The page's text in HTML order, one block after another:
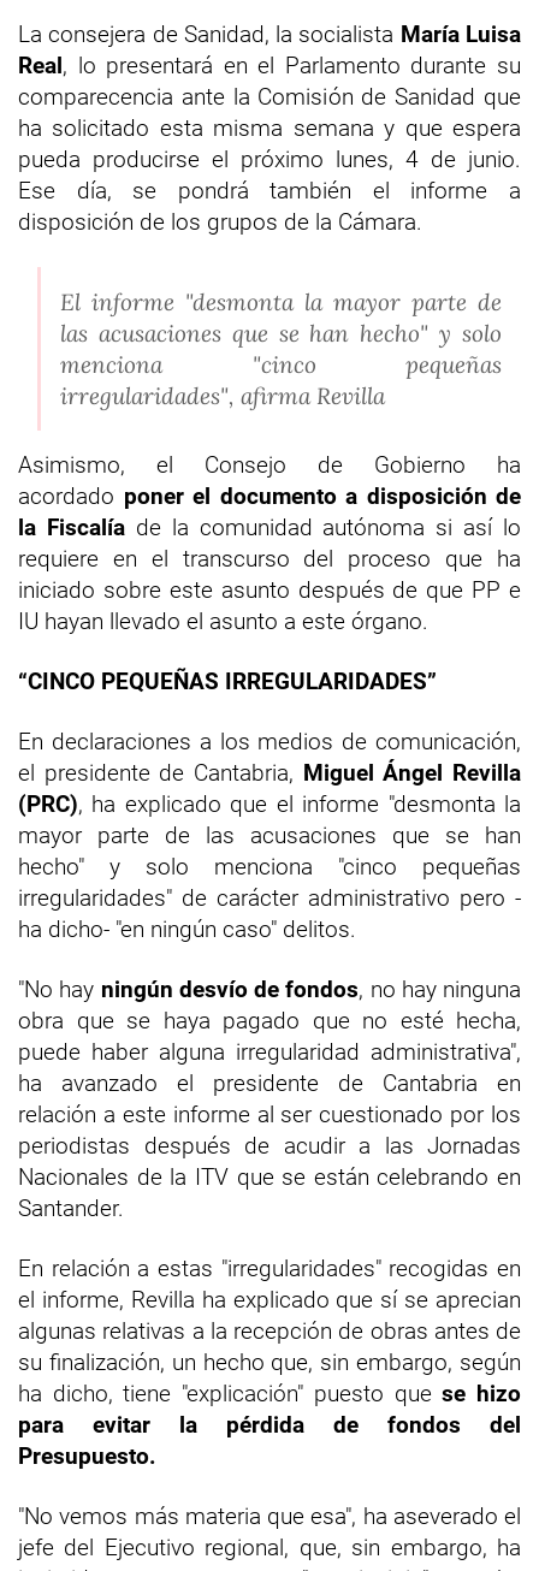
La consejera de Sanidad, la socialista María Luisa
Real, lo presentará en el Parlamento durante su
comparecencia ante la Comisión de Sanidad que
ha solicitado esta misma semana y que espera
pueda producirse el próximo lunes, 4 de junio.
Ese día, se pondrá también el informe a
disposición de los grupos de la Cámara.
El informe "desmonta la mayor parte de
las acusaciones que se han hecho" y solo
menciona "cinco pequeñas
irregularidades", afirma Revilla
Asimismo, el Consejo de Gobierno ha
acordado poner el documento a disposición de
la Fiscalíade la comunidad autónoma si así lo
requiere en el transcurso del proceso que ha
iniciado sobre este asunto después de que PP e
IU hayan llevado el asunto a este órgano.
“CINCO PEQUEÑAS IRREGULARIDADES”
En declaraciones a los medios de comunicación,
el presidente de Cantabria, Miguel Ángel Revilla
(PRC), ha explicado que el informe "desmonta la
mayor parte de las acusaciones que se han
hecho" y solo menciona "cinco pequeñas
irregularidades" de carácter administrativo pero -
ha dicho- "en ningún caso" delitos.
"No hay ningún desvío de fondos, no hay ninguna
obra que se haya pagado que no esté hecha,
puede haber alguna irregularidad administrativa",
ha avanzado el presidente de Cantabria en
relación a este informe al ser cuestionado por los
periodistas después de acudir a las Jornadas
Nacionales de la ITV que se están celebrando en
Santander.
En relación a estas "irregularidades" recogidas en
el informe, Revilla ha explicado que sí se aprecian
algunas relativas a la recepción de obras antes de
su finalización, un hecho que, sin embargo, según
ha dicho, tiene "explicación" puesto quese hizo
para evitar la pérdida de fondos del
Presupuesto.
"No vemos más materia que esa", ha aseverado el
jefe del Ejecutivo regional, que, sin embargo, ha